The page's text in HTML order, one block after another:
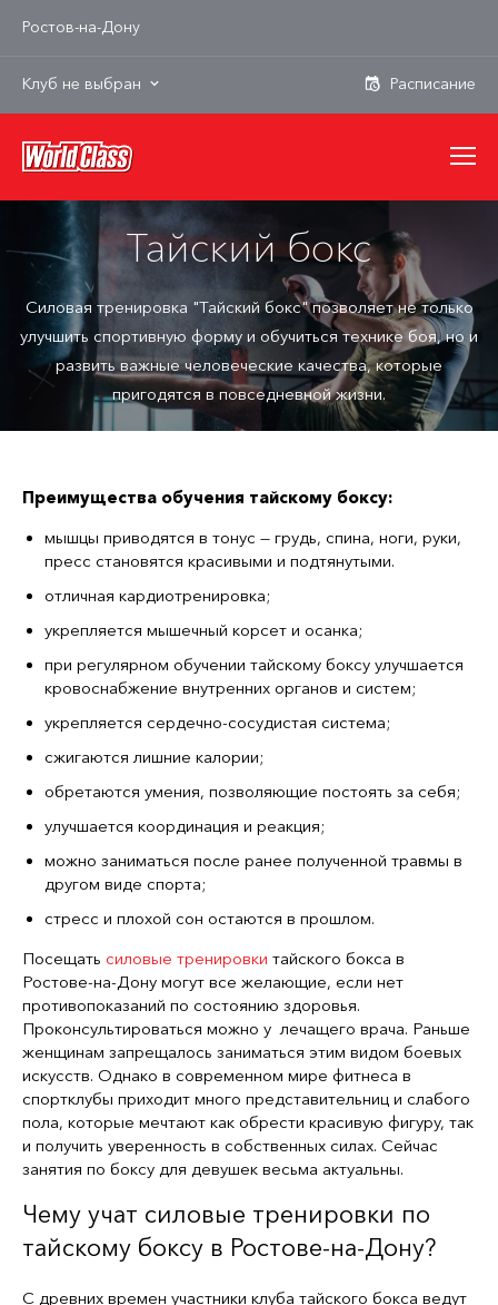
Ростов-на-Дону
Клуб не выбран
Тайский бокс
Силовая тренировка "Тайский бокс" позволяет не только
улучшить спортивную форму и обучиться технике боя, но и
развить важные человеческие качества, которые
пригодятся в повседневной жизни.
Преимущества обучения тайскому боксу:
мышцы приводятся в тонус — грудь, спина, ноги, руки,
пресс становятся красивыми и подтянутыми.
отличная кардиотренировка;
укрепляется мышечный корсет и осанка;
при регулярном обучении тайскому боксу улучшается
кровоснабжение внутренних органов и систем;
укрепляется сердечно-сосудистая система;
сжигаются лишние калории;
обретаются умения, позволяющие постоять за себя;
улучшается координация и реакция;
можно заниматься после ранее полученной травмы в
другом виде спорта;
стресс и плохой сон остаются в прошлом.
Посещать силовые тренировки тайского бокса в
Ростове-на-Дону могут все желающие, если нет
противопоказаний по состоянию здоровья.
Проконсультироваться можно у лечащего врача. Раньше
женщинам запрещалось заниматься этим видом боевых
искусств. Однако в современном мире фитнеса в
спортклубы приходит много представительниц и слабого
пола, которые мечтают как обрести красивую фигуру, так
и получить уверенность в собственных силах. Сейчас
занятия по боксу для девушек весьма актуальны.
Чему учат силовые тренировки по
тайскому боксу в Ростове-на-Дону?
С древних времен участники клуба тайского бокса ведут